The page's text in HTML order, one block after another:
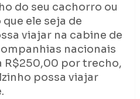
do seu cachorro ou
ele seja de
viajar na cabine de
nacionais
R$250,00 por trecho,
possa viajar